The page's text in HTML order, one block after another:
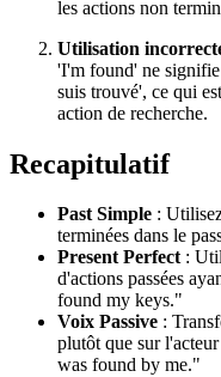
les actions non
Utilisation
'I'm found' ne
suis trouvé', ce qui
action de recherche.
Recapitulatif
Past Simple :
terminées dans le
Present Perfect:
d'actions passées
found my keys."
Voix Passive :
plutôt que sur
was found by me."